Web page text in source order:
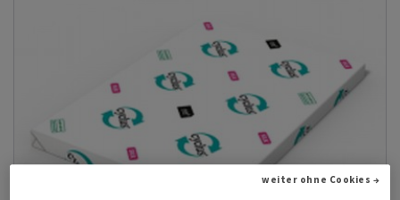
weiter ohne Cookies →